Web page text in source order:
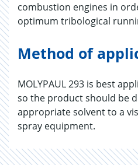
combustion engines in
optimum tribological
Method of
MOLYPAUL 293 is best
so the product should be
appropriate solvent to a
spray equipment.